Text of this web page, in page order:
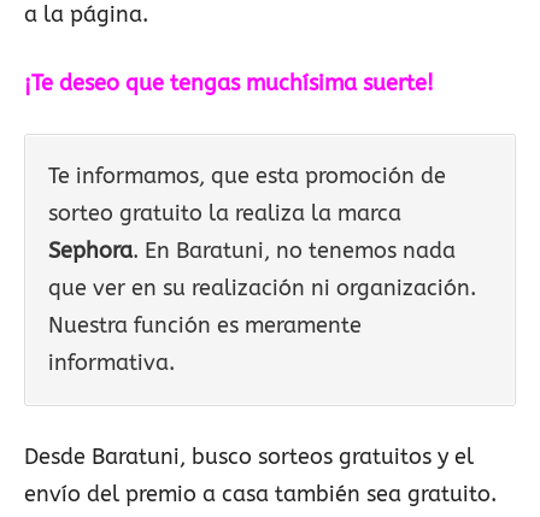
a la página.
¡Te deseo que tengas muchísima suerte!
Te informamos, que esta promoción de
sorteo gratuito la realiza la marca
Sephora. En Baratuni, no tenemos nada
que ver en su realización ni organización.
Nuestra función es meramente
informativa.
Desde Baratuni, busco sorteos gratuitos y el
envío del premio a casa también sea gratuito.